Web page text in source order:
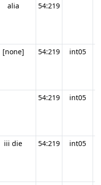
alia 54:219
[none] 54:219 int05
54:219 int05
iii die 54:219 int05